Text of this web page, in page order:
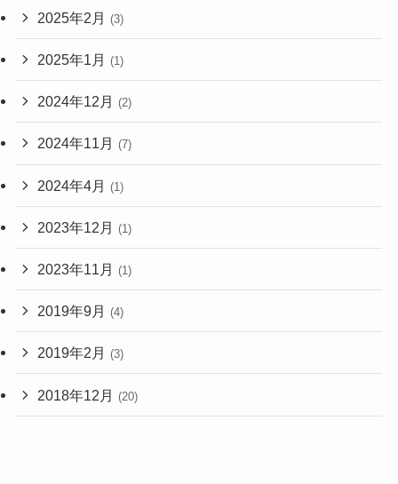
2025年2月 (3)
2025年1月 (1)
2024年12月 (2)
2024年11月 (7)
2024年4月 (1)
2023年12月 (1)
2023年11月 (1)
2019年9月 (4)
2019年2月 (3)
2018年12月 (20)